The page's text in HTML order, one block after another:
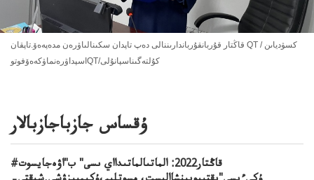
قاڭتار قۇربانقۇرباندارىننالى دەپ تاپدان سكىنالىاۋرەن مدەپەەۆ.تاپقان QT / كسۋدياىن
اسپداۋرەنماۋكەەۆفوتوQT/كۇلتەگىناسپانۇلى
ۇقساس جازباجازبالار
#قاڭتار2022: الماتىالماتىدااي ىسى" ب"اۋەجايسوت